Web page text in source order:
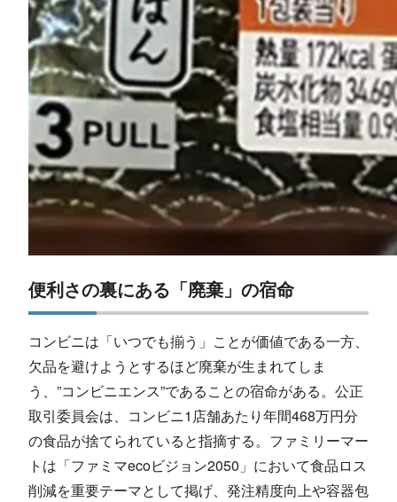
便利さの裏にある「廃棄」の宿命
コンビニは「いつでも揃う」ことが価値である一方、
欠品を避けようとするほど廃棄が生まれてしま
う、”コンビニエンス”であることの宿命がある。公正
取引委員会は、コンビニ1店舗あたり年間468万円分
の食品が捨てられていると指摘する。ファミリーマー
トは「ファミマecoビジョン2050」において食品ロス
削減を重要テーマとして掲げ、発注精度向上や容器包